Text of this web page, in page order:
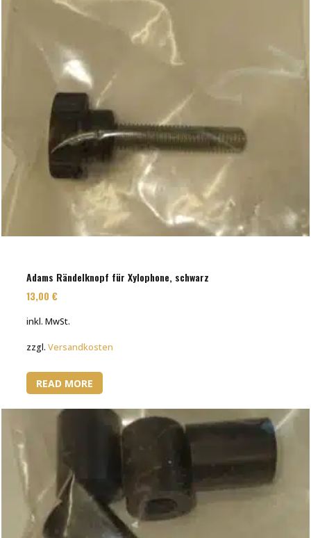
Adams Rändelknopf für Xylophone, schwarz
13,00€
inkl. MwSt.
zzgl.Versandkosten
READ MORE